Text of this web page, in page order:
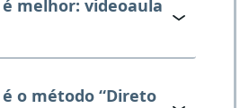
é melhor: videoaula
é o método “Direto